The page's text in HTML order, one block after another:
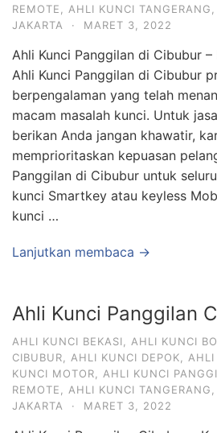
REMOTE
AHLI KUNCI TANGERANG
JAKARTA
· MARET 3, 2022
Ahli Kunci Panggilan di Cibubur
Ahli Kunci Panggilan di Cibubur
berpengalaman yang telah
macam masalah kunci. Untuk
berikan Anda jangan khawatir,
memprioritaskan kepuasan
Panggilan di Cibubur untuk
kunci Smartkey atau keyless
kunci …
Lanjutkan membaca →
Ahli Kunci Panggilan
AHLI KUNCI BEKASI AHLI KUNCI
CIBUBUR
AHLI KUNCI DEPOK AHLI
KUNCI MOTOR
AHLI KUNCI
REMOTE
AHLI KUNCI TANGERANG
JAKARTA
· MARET 3, 2022